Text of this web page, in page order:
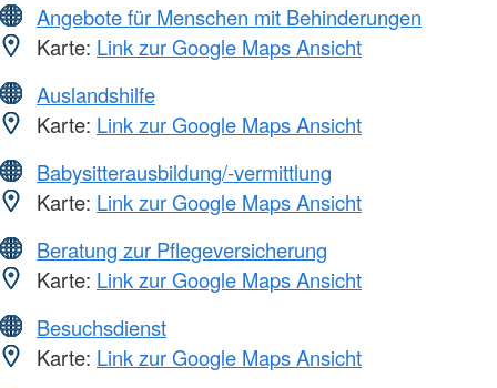
Angebote für Menschen mit Behinderungen
Karte: Link zur Google Maps Ansicht
Auslandshilfe
Karte: Link zur Google Maps Ansicht
Babysitterausbildung/-vermittlung
Karte: Link zur Google Maps Ansicht
Beratung zur Pflegeversicherung
Karte: Link zur Google Maps Ansicht
Besuchsdienst
Karte: Link zur Google Maps Ansicht